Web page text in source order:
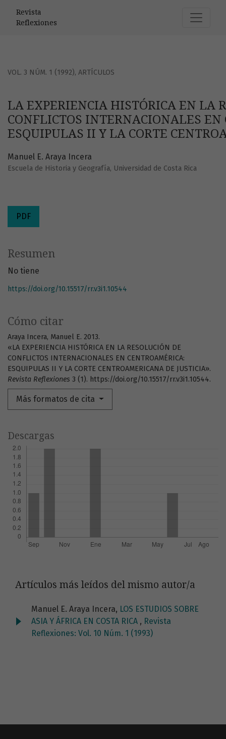
Revista
Reflexiones
VOL. 3 NÚM. 1 (1992), ARTÍCULOS
LA EXPERIENCIA HISTÓRICA EN LA
CONFLICTOS INTERNACIONALES EN
ESQUIPULAS II Y LA CORTE
Manuel E. Araya Incera
Escuela de Historia y Geografía, Universidad de Costa Rica
PDF
Cómo citar
Araya Incera, Manuel E. 2013.
«LA EXPERIENCIA HISTÓRICA EN LA RESOLUCIÓN DE
CONFLICTOS INTERNACIONALES EN CENTROAMÉRICA:
ESQUIPULAS II Y LA CORTE CENTROAMERICANA DE JUSTICIA».
Revista Reflexiones 3 (1). https://doi.org/10.15517/rr.v3i1.10544.
Más formatos de cita
Resumen
No tiene
https://doi.org/10.15517/rr.v3i1.10544
Descargas
Artículos más leídos del mismo autor/a
Manuel E. Araya Incera, LOS ESTUDIOS SOBRE
ASIA Y ÁFRICA EN COSTA RICA , Revista
Reflexiones: Vol. 10 Núm. 1 (1993)